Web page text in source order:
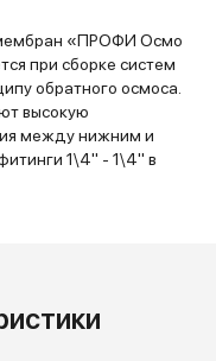
мембран «ПРОФИ Осмо
при сборке систем
обратного осмоса.
высокую
между нижним и
1\4" - 1\4" в